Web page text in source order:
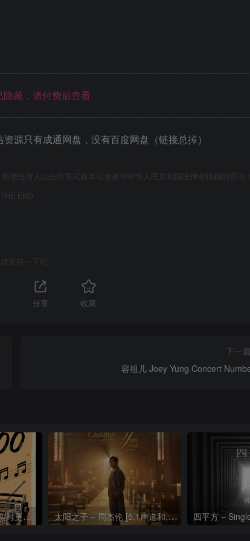
隐藏，请付费后查看
源只有成通网盘，没有百度网盘（链接总掉）
绝任何人以任何形式在本站发表与中华人民共和国法律相抵触的言论
THE END
就支持一下吧
分享 收藏
下一
容祖儿 Joey Yung Concert
热门流行歌曲TOP500实时更新192khz/24bit【母带音质】 太阳之子 – 周杰伦 [5.1声道和192k母带] 四平方 –